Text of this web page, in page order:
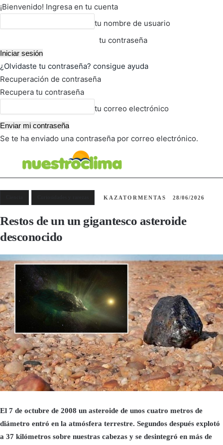
¡Bienvenido! Ingresa en tu cuenta
tu nombre de usuario
tu contraseña
¿Olvidaste tu contraseña? consigue ayuda
Recuperación de contraseña
Recupera tu contraseña
tu correo electrónico
Se te ha enviado una contraseña por correo electrónico.
KAZATORMENTAS 28/06/2026
Restos de un un gigantesco asteroide
desconocido
El 7 de octubre de 2008 un asteroide de unos cuatro metros de
diámetro entró en la atmósfera terrestre. Segundos después explotó
a 37 kilómetros sobre nuestras cabezas y se desintegró en más de